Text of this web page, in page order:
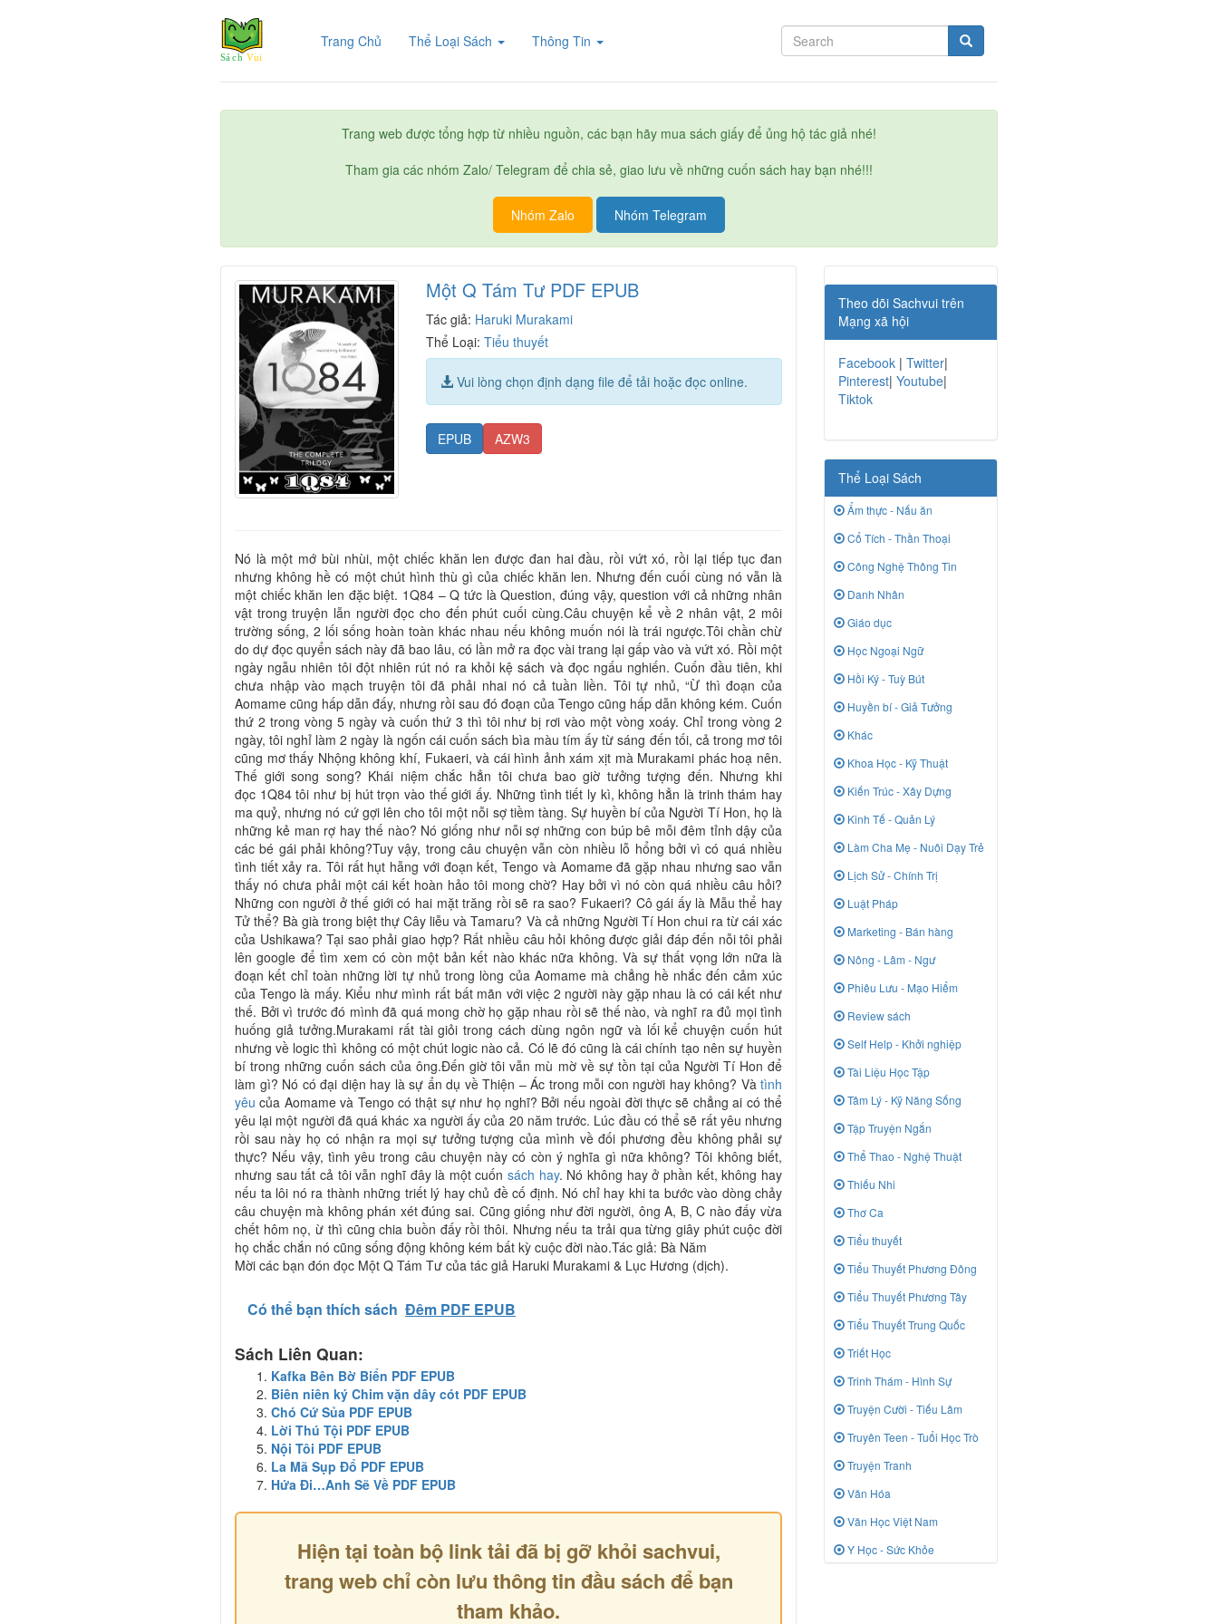
Trang Chủ (current)Thể Loại Sách Thông Tin
Trang web được tổng hợp từ nhiều nguồn, các bạn hãy mua sách giấy để ủng hộ tác giả nhé!
Tham gia các nhóm Zalo/ Telegram để chia sẻ, giao lưu về những cuốn sách hay bạn nhé!!!
Nhóm Zalo Nhóm Telegram
Một Q Tám Tư PDF EPUB
Tác giả: Haruki Murakami
Thể Loại:Tiểu thuyết
Vui lòng chọn định dạng file để tải hoặc đọc online.
EPUB AZW3
Nó là một mớ bùi nhùi, một chiếc khăn len được đan hai đầu, rồi vứt xó, rồi lại tiếp tục đan
nhưng không hề có một chút hình thù gì của chiếc khăn len. Nhưng đến cuối cùng nó vẫn là
một chiếc khăn len đặc biệt. 1Q84 – Q tức là Question, đúng vậy, question với cả những nhân
vật trong truyện lẫn người đọc cho đến phút cuối cùng.Câu chuyện kể về 2 nhân vật, 2 môi
trường sống, 2 lối sống hoàn toàn khác nhau nếu không muốn nói là trái ngược.Tôi chần chừ
do dự đọc quyển sách này đã bao lâu, có lần mở ra đọc vài trang lại gấp vào và vứt xó. Rồi một
ngày ngẫu nhiên tôi đột nhiên rút nó ra khỏi kệ sách và đọc ngấu nghiến. Cuốn đầu tiên, khi
chưa nhập vào mạch truyện tôi đã phải nhai nó cả tuần liền. Tôi tự nhủ, “Ừ thì đoạn của
Aomame cũng hấp dẫn đấy, nhưng rồi sau đó đoạn của Tengo cũng hấp dẫn không kém. Cuốn
thứ 2 trong vòng 5 ngày và cuốn thứ 3 thì tôi như bị rơi vào một vòng xoáy. Chỉ trong vòng 2
ngày, tôi nghỉ làm 2 ngày là ngốn cái cuốn sách bìa màu tím ấy từ sáng đến tối, cả trong mơ tôi
cũng mơ thấy Nhộng không khí, Fukaeri, và cái hình ảnh xám xịt mà Murakami phác hoạ nên.
Thế giới song song? Khái niệm chắc hẳn tôi chưa bao giờ tưởng tượng đến. Nhưng khi
đọc 1Q84 tôi như bị hút trọn vào thế giới ấy. Những tình tiết ly kì, không hẳn là trinh thám hay
ma quỷ, nhưng nó cứ gợi lên cho tôi một nỗi sợ tiềm tàng. Sự huyền bí của Người Tí Hon, họ là
những kẻ man rợ hay thế nào? Nó giống như nỗi sợ những con búp bê mỗi đêm tỉnh dậy của
các bé gái phải không?Tuy vậy, trong câu chuyện vẫn còn nhiều lỗ hổng bởi vì có quá nhiều
tình tiết xảy ra. Tôi rất hụt hẫng với đoạn kết, Tengo và Aomame đã gặp nhau nhưng sao vẫn
thấy nó chưa phải một cái kết hoàn hảo tôi mong chờ? Hay bởi vì nó còn quá nhiều câu hỏi?
Những con người ở thế giới có hai mặt trăng rồi sẽ ra sao? Fukaeri? Cô gái ấy là Mẫu thể hay
Tử thể? Bà già trong biệt thự Cây liễu và Tamaru? Và cả những Người Tí Hon chui ra từ cái xác
của Ushikawa? Tại sao phải giao hợp? Rất nhiều câu hỏi không được giải đáp đến nỗi tôi phải
lên google để tìm xem có còn một bản kết nào khác nữa không. Và sự thất vọng lớn nữa là
đoạn kết chỉ toàn những lời tự nhủ trong lòng của Aomame mà chẳng hề nhắc đến cảm xúc
của Tengo là mấy. Kiểu như mình rất bất mãn với việc 2 người này gặp nhau là có cái kết như
thế. Bởi vì trước đó mình đã quá mong chờ họ gặp nhau rồi sẽ thế nào, và nghĩ ra đủ mọi tình
huống giả tưởng.Murakami rất tài giỏi trong cách dùng ngôn ngữ và lối kể chuyện cuốn hút
nhưng về logic thì không có một chút logic nào cả. Có lẽ đó cũng là cái chính tạo nên sự huyền
bí trong những cuốn sách của ông.Đến giờ tôi vẫn mù mờ về sự tồn tại của Người Tí Hon để
làm gì? Nó có đại diện hay là sự ẩn dụ về Thiện – Ác trong mỗi con người hay không? Và tình
yêu của Aomame và Tengo có thật sự như họ nghĩ? Bởi nếu ngoài đời thực sẽ chẳng ai có thể
yêu lại một người đã quá khác xa người ấy của 20 năm trước. Lúc đầu có thể sẽ rất yêu nhưng
rồi sau này họ có nhận ra mọi sự tưởng tượng của mình về đối phương đều không phải sự
thực? Nếu vậy, tình yêu trong câu chuyện này có còn ý nghĩa gì nữa không? Tôi không biết,
nhưng sau tất cả tôi vẫn nghĩ đây là một cuốnsách hay. Nó không hay ở phần kết, không hay
nếu ta lôi nó ra thành những triết lý hay chủ đề cố định. Nó chỉ hay khi ta bước vào dòng chảy
câu chuyện mà không phán xét đúng sai. Cũng giống như đời người, ông A, B, C nào đấy vừa
chết hôm nọ, ừ thì cũng chia buồn đấy rồi thôi. Nhưng nếu ta trải qua từng giây phút cuộc đời
họ chắc chắn nó cũng sống động không kém bất kỳ cuộc đời nào.Tác giả: Bà Năm
Mời các bạn đón đọc Một Q Tám Tư của tác giả Haruki Murakami & Lục Hương (dịch).
Có thể bạn thích sách Đêm PDF EPUB
Sách Liên Quan:
Kafka Bên Bờ Biển PDF EPUB
Biên niên ký Chim vặn dây cót PDF EPUB
Chó Cứ Sủa PDF EPUB
Lời Thú Tội PDF EPUB
Nội Tôi PDF EPUB
La Mã Sụp Đổ PDF EPUB
Hứa Đi…Anh Sẽ Về PDF EPUB
Hiện tại toàn bộ link tải đã bị gỡ khỏi sachvui,
trang web chỉ còn lưu thông tin đầu sách để bạn
tham khảo.
Theo dõi Sachvui trên
Mạng xã hội
Facebook | Twitter|
Pinterest| Youtube|
Tiktok
Thể Loại Sách
Ẩm thực - Nấu ăn
Cổ Tích - Thần Thoại
Công Nghệ Thông Tin
Danh Nhân
Giáo dục
Học Ngoại Ngữ
Hồi Ký - Tuỳ Bút
Huyền bí - Giả Tưởng
Khác
Khoa Học - Kỹ Thuật
Kiến Trúc - Xây Dựng
Kinh Tế - Quản Lý
Làm Cha Mẹ - Nuôi Dạy Trẻ
Lịch Sử - Chính Trị
Luật Pháp
Marketing - Bán hàng
Nông - Lâm - Ngư
Phiêu Lưu - Mạo Hiểm
Review sách
Self Help - Khởi nghiệp
Tài Liệu Học Tập
Tâm Lý - Kỹ Năng Sống
Tập Truyện Ngắn
Thể Thao - Nghệ Thuật
Thiếu Nhi
Thơ Ca
Tiểu thuyết
Tiểu Thuyết Phương Đông
Tiểu Thuyết Phương Tây
Tiểu Thuyết Trung Quốc
Triết Học
Trinh Thám - Hình Sự
Truyện Cười - Tiếu Lâm
Truyên Teen - Tuổi Học Trò
Truyện Tranh
Văn Hóa
Văn Học Việt Nam
Y Học - Sức Khỏe